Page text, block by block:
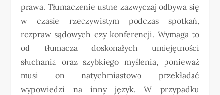
prawa. Tłumaczenie ustne zazwyczaj odbywa się
w czasie rzeczywistym podczas spotkań,
rozpraw sądowych czy konferencji. Wymaga to
od tłumacza doskonałych umiejętności
słuchania oraz szybkiego myślenia, ponieważ
musi on natychmiastowo przekładać
wypowiedzi na inny język. W przypadku